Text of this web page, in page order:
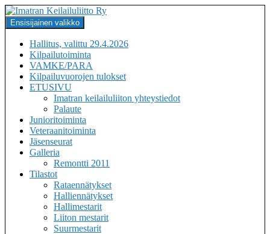
Siirry
sisältöön
Imatran Keilailuliitto Ry
Haku
Ensisijainen valikko
Hallitus, valittu 29.4.2026
Kilpailutoiminta
VAMKE/PARA
Kilpailuvuorojen tulokset
ETUSIVU
Imatran keilailuliiton yhteystiedot
Palaute
Junioritoiminta
Veteraanitoiminta
Jäsenseurat
Galleria
Remontti 2011
Tilastot
Rataennätykset
Halliennätykset
Hallimestarit
Liiton mestarit
Suurmestarit